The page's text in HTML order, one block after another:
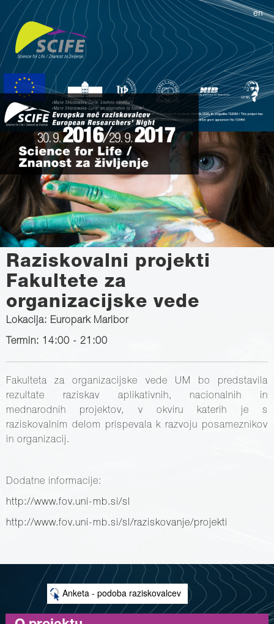
en
Raziskovalni projekti
Fakultete za
organizacijske vede
Lokacija: Europark Maribor
Termin: 14:00 - 21:00
Fakulteta za organizacijske vede UM bo predstavila
rezultate raziskav aplikativnih, nacionalnih in
mednarodnih projektov, v okviru katerih je s
raziskovalnim delom prispevala k razvoju posameznikov
in organizacij.
Dodatne informacije:
http://www.fov.uni-mb.si/sl
http://www.fov.uni-mb.si/sl/raziskovanje/projekti
Anketa - podoba raziskovalcev